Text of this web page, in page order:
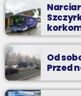
Od
Przed